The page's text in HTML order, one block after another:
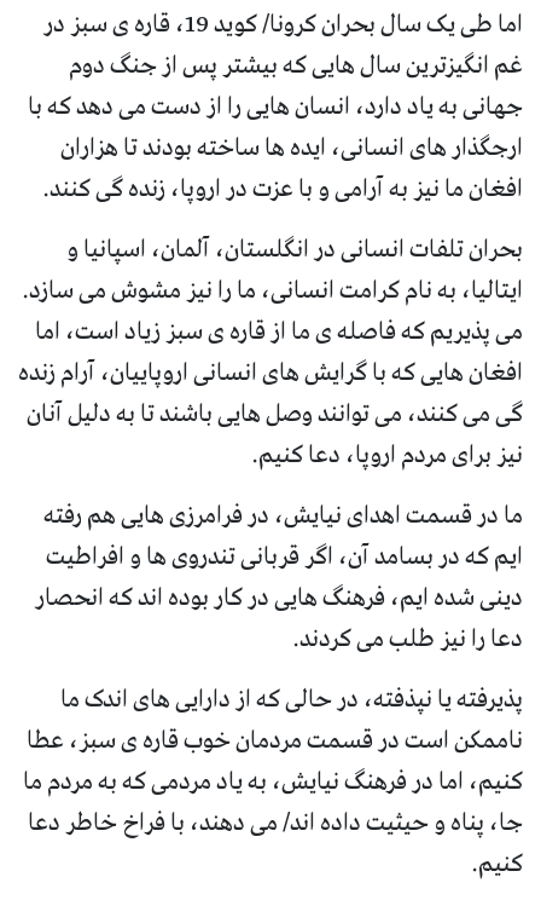
اما طی یک سال بحران کرونا/ کوید 19، قاره ی سبز در
غم انگیزترین سال هایی که بیشتر پس از جنگ دوم
جهانی به یاد دارد، انسان هایی را از دست می دهد که با
ارجگذار های انسانی، ایده ها ساخته بودند تا هزاران
افغان ما نیز به آرامی و با عزت در اروپا، زنده گی کنند.
بحران تلفات انسانی در انگلستان، آلمان، اسپانیا و
ایتالیا، به نام کرامت انسانی، ما را نیز مشوش می سازد.
می پذیریم که فاصله ی ما از قاره ی سبز زیاد است، اما
افغان هایی که با گرایش های انسانی اروپاییان، آرام زنده
گی می کنند، می توانند وصل هایی باشند تا به دلیل آنان
نیز برای مردم اروپا، دعا کنیم.
ما در قسمت اهدای نیایش، در فرامرزی هایی هم رفته
ایم که در بسامد آن، اگر قربانی تندروی ها و افراطیت
دینی شده ایم، فرهنگ هایی در کار بوده اند که انحصار
دعا را نیز طلب می کردند.
پذیرفته یا نپذفته، در حالی که از دارایی های اندک ما
ناممکن است در قسمت مردمان خوب قاره ی سبز، عطا
کنیم، اما در فرهنگ نیایش، به یاد مردمی که به مردم ما
جا، پناه و حیثیت داده اند/ می دهند، با فراخ خاطر دعا
کنیم.